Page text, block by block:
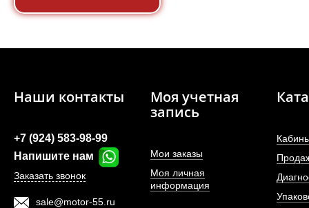
Вкладыши коренные
Наши контакты
+7 (924) 583-98-99
Напишите нам
Заказать звонок
sale@motor-55.ru
Моя учетная
запись
Мои заказы
Моя личная
информация